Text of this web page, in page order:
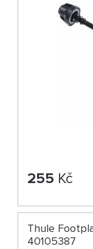
255 Kč
Thule
40105387